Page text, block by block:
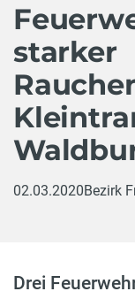
starker
02.03.2020Bezirk
Drei